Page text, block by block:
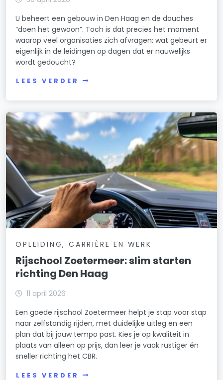
U beheert een gebouw in Den Haag en de douches
“doen het gewoon”. Toch is dat precies het moment
waarop veel organisaties zich afvragen: wat gebeurt er
eigenlijk in de leidingen op dagen dat er nauwelijks
wordt gedoucht?
LEES VERDER
OPLEIDING, CARRIÈRE EN WERK
Rijschool Zoetermeer: slim starten
richting Den Haag
11 april 2026
Een goede rijschool Zoetermeer helpt je stap voor stap
naar zelfstandig rijden, met duidelijke uitleg en een
plan dat bij jouw tempo past. Kies je op kwaliteit in
plaats van alleen op prijs, dan leer je vaak rustiger én
sneller richting het CBR.
LEES VERDER